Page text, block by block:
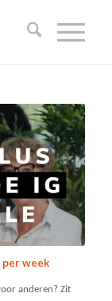
per week
anderen? Zit